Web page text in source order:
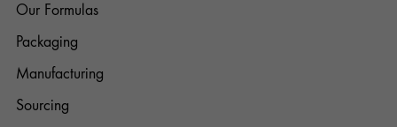
Our Formulas
Packaging
Manufacturing
Sourcing